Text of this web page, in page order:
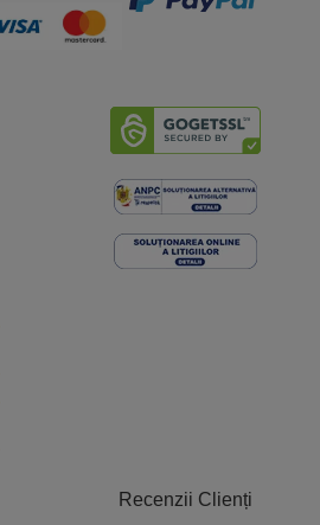
Recenzii Clienți